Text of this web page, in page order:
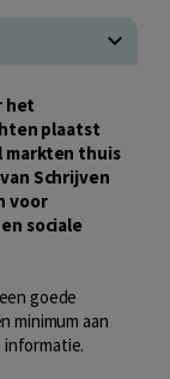
het
plaatst
markten thuis
Schrijven
voor
sociale
goede
minimum aan
informatie.